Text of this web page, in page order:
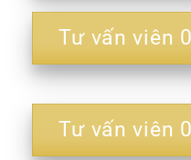
Tư vấn viên
Tư vấn viên